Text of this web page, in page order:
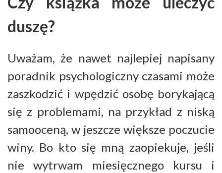
duszę?
Uważam, że nawet najlepiej napisany
poradnik psychologiczny czasami może
zaszkodzić i wpędzić osobę borykającą
się z problemami, na przykład z niską
samooceną, w jeszcze większe poczucie
winy. Bo kto się mną zaopiekuje, jeśli
nie wytrwam miesięcznego kursu i